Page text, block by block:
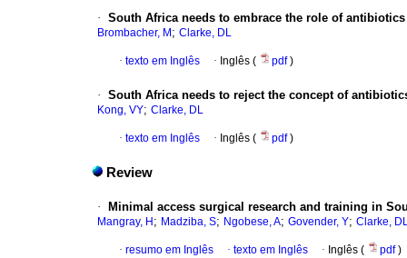
· South Africa needs to embrace the role of
Brombacher, M ; Clarke, DL
· texto em Inglês · Inglês ( pdf)
· South Africa needs to reject the concept of
Kong, VY; Clarke, DL
· texto em Inglês · Inglês ( pdf)
Review
· Minimal access surgical research and training in
Mangray, H ; Madziba, S; Ngobese, A; Govender, Y; Clarke,
· resumo em Inglês · texto em Inglês · Inglês ( pdf)